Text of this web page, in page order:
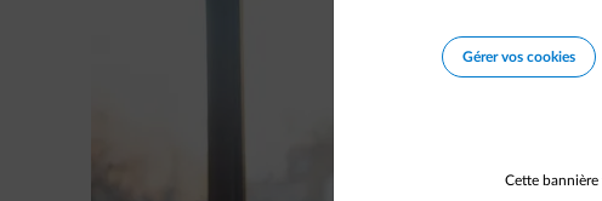
Gérer vos cookies
Cette bannière